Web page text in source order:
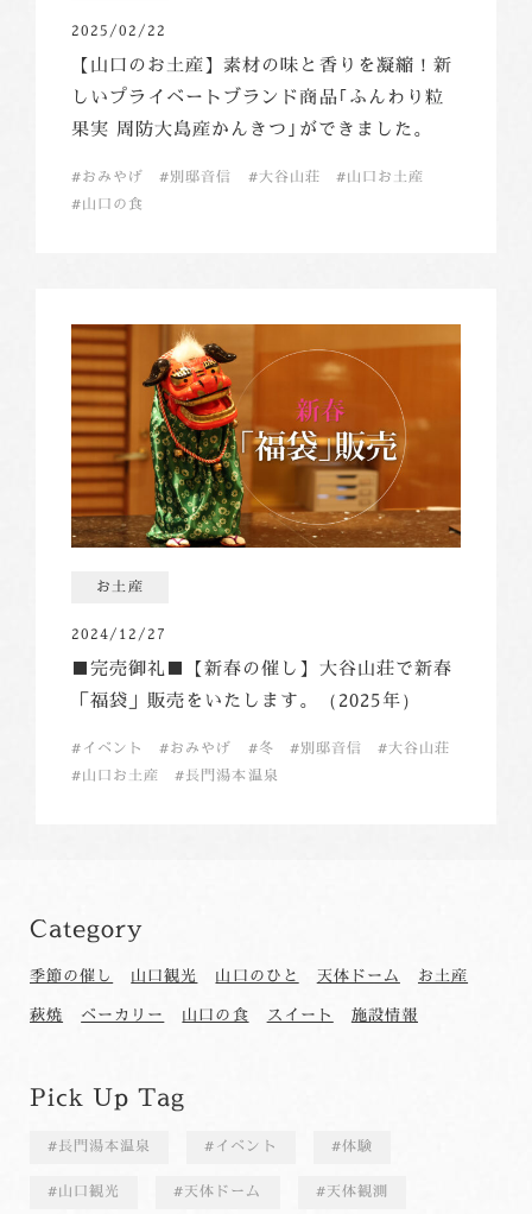
2025/02/22
【山口のお土産】素材の味と香りを凝縮！新
しいプライベートブランド商品｢ふんわり粒
果実 周防大島産かんきつ｣ができました。
おみやげ 別邸音信 大谷山荘
山口お土産
山口の食
お土産
2024/12/27
■完売御礼■【新春の催し】大谷山荘で新春
「福袋」販売をいたします。（2025年）
イベント おみやげ 冬 別邸音信
大谷山荘
山口お土産
長門湯本温泉
Category
季節の催し 山口観光 山口のひと 天体ドーム
お土産
萩焼
ベーカリー 山口の食 スイート 施設情報
Pick Up Tag
長門湯本温泉 イベント 体験
山口観光 天体ドーム 天体観測